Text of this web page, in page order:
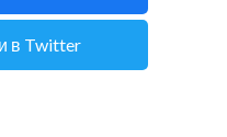
в Twitter